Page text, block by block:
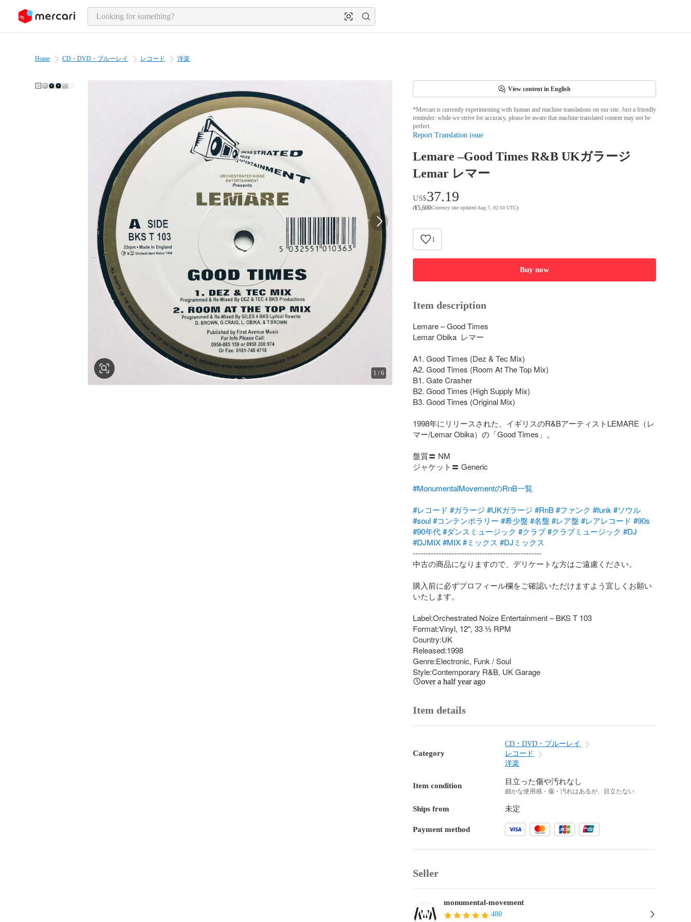
page content
Home CD・DVD・ブルーレイ レコード 洋楽
1 /6
View content in English
*Mercari is currently experimenting with human and machine translations on our site. Just a friendly
reminder: while we strive for accuracy, please be aware that machine translated content may not be
perfect.
Report Translation issue
Lemare –Good Times R&B UKガラージ
Lemar レマー
US$37.19
(¥5,600Currency rate updated Aug 7, 02:10 UTC)
1
Buy now
Item description
Lemare – Good Times
Lemar Obika  レマー
A1. Good Times (Dez & Tec Mix)
A2. Good Times (Room At The Top Mix)
B1. Gate Crasher
B2. Good Times (High Supply Mix)
B3. Good Times (Original Mix)
1998年にリリースされた、イギリスのR&BアーティストLEMARE（レ
マー/Lemar Obika）の「Good Times」。
盤質〓 NM
ジャケット〓 Generic
#MonumentalMovementのRnB一覧
#レコード #ガラージ #UKガラージ #RnB #ファンク #funk #ソウル
#soul #コンテンポラリー #希少盤 #名盤 #レア盤 #レアレコード #90s
#90年代 #ダンスミュージック #クラブ #クラブミュージック #DJ
#DJMIX #MIX #ミックス #DJミックス
--------------------------------------------------
中古の商品になりますので、デリケートな方はご遠慮ください。
購入前に必ずプロフィール欄をご確認いただけますよう宜しくお願い
いたします。
Label:Orchestrated Noize Entertainment – BKS T 103
Format:Vinyl, 12", 33 ⅓ RPM
Country:UK
Released:1998
Genre:Electronic, Funk / Soul
Style:Contemporary R&B, UK Garage
over a half year ago
Item details
Category
CD・DVD・ブルーレイ
レコード
洋楽
Item condition 目立った傷や汚れなし
細かな使用感・傷・汚れはあるが、目立たない
Ships from 未定
Payment method
Seller
monumental-movement
480